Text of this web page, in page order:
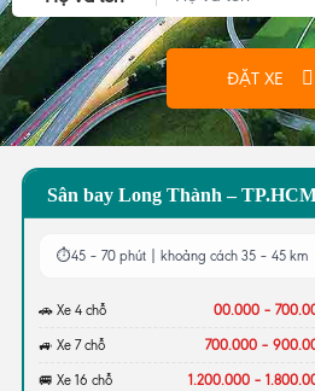
ĐẶT XE
Sân bay Long Thành –
⏱45 – 70 phút | khoảng cách 35 – 45 km
🚗 Xe 4 chỗ 00.000 –
🚙 Xe 7 chỗ 700.000 –
🚐 Xe 16 chỗ 1.200.000 –